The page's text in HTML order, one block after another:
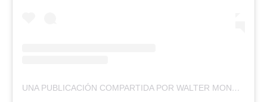
UNA PUBLICACIÓN COMPARTIDA POR WALTER MONTILLO (@MONTILLO)